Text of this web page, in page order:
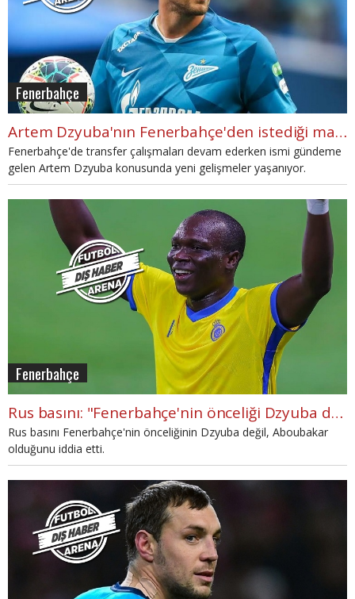
Fenerbahçe
Artem Dzyuba'nın Fenerbahçe'den istediği maaş
Fenerbahçe'de transfer çalışmaları devam ederken ismi gündeme
gelen Artem Dzyuba konusunda yeni gelişmeler yaşanıyor.
Fenerbahçe
Rus basını: "Fenerbahçe'nin önceliği Dzyuba değil Aboubakar"
Rus basını Fenerbahçe'nin önceliğinin Dzyuba değil, Aboubakar
olduğunu iddia etti.